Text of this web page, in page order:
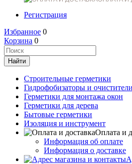
Регистрация
Избранное 0
Корзина 0
Строительные герметики
Гидрофобизаторы и очистители
Герметики для монтажа окон
Герметики для дерева
Бытовые герметики
Изоляция и инструмент
Оплата и
Информация об оплате
Информация о доставке